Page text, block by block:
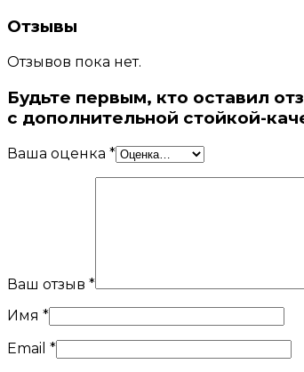
Отзывы
Отзывов пока нет.
Будьте первым, кто оставил
с дополнительной стойкой-
Ваша оценка *
Ваш отзыв *
Имя *
Email *